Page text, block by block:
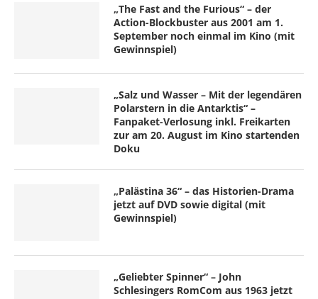
„The Fast and the Furious“ – der
Action-Blockbuster aus 2001 am 1.
September noch einmal im Kino (mit
Gewinnspiel)
„Salz und Wasser – Mit der legendären
Polarstern in die Antarktis“ –
Fanpaket-Verlosung inkl. Freikarten
zur am 20. August im Kino startenden
Doku
„Palästina 36“ – das Historien-Drama
jetzt auf DVD sowie digital (mit
Gewinnspiel)
„Geliebter Spinner“ – John
Schlesingers RomCom aus 1963 jetzt